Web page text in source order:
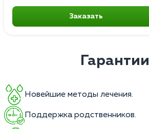
Заказать
Гарантии
Новейшие методы лечения.
Поддержка родственников.